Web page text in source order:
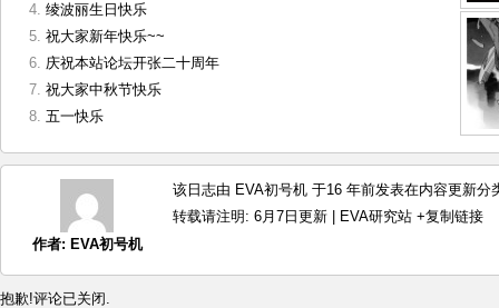
绫波丽生日快乐
祝大家新年快乐~~
庆祝本站论坛开张二十周年
祝大家中秋节快乐
五一快乐
作者: EVA初号机
该日志由 EVA初号机 于16 年前发表在内容更新分
转载请注明: 6月7日更新 | EVA研究站 +复制链接
抱歉!评论已关闭.